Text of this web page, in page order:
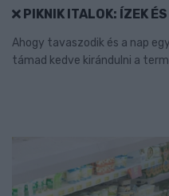
PIKNIK ITALOK: ÍZEK
Ahogy tavaszodik és a nap
támad kedve kirándulni a